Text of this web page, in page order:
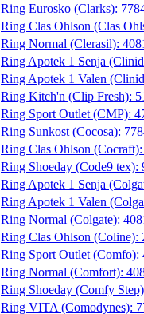
Ring Eurosko (Clarks):
Ring Clas Ohlson (Clas
Ring Normal (Clerasil):
Ring Apotek 1 Senja
Ring Apotek 1 Valen
Ring Kitch'n (Clip Fresh):
Ring Sport Outlet (CMP):
Ring Sunkost (Cocosa):
Ring Clas Ohlson (Cocraft):
Ring Shoeday (Code9 tex):
Ring Apotek 1 Senja
Ring Apotek 1 Valen
Ring Normal (Colgate):
Ring Clas Ohlson (Coline):
Ring Sport Outlet (Comfo):
Ring Normal (Comfort):
Ring Shoeday (Comfy
Ring VITA (Comodynes):